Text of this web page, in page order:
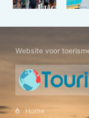
Website voor
Home